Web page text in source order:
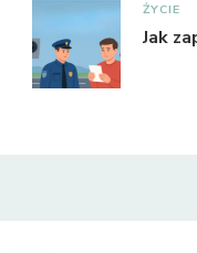
ŻYCIE
Jak